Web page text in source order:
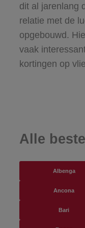
dit al jarenlang
relatie met de
opgebouwd.
vaak
kortingen op
Alle
Albenga
Ancona
Bari